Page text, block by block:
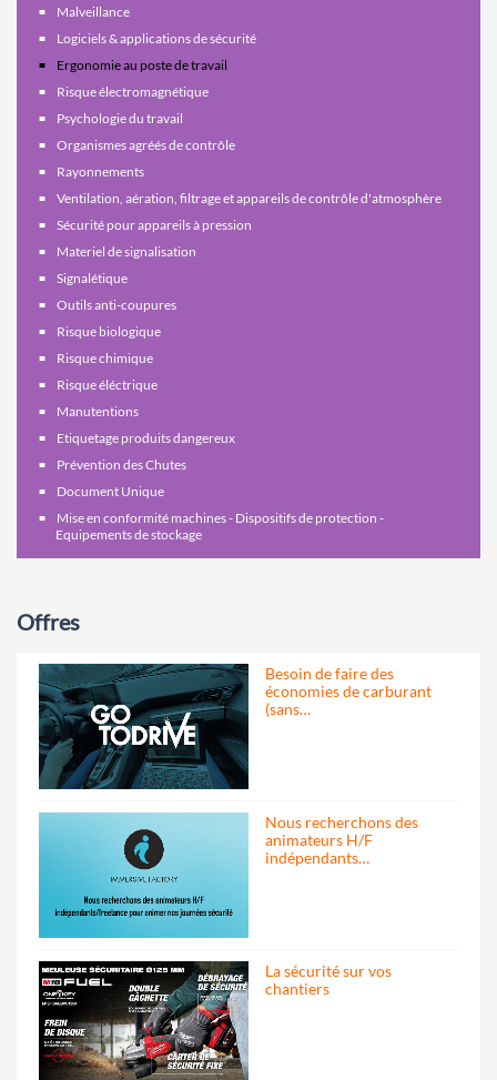
Malveillance
Logiciels & applications de sécurité
Ergonomie au poste de travail
Risque électromagnétique
Psychologie du travail
Organismes agréés de contrôle
Rayonnements
Ventilation, aération, filtrage et appareils de contrôle d'atmosphère
Sécurité pour appareils à pression
Materiel de signalisation
Signalétique
Outils anti-coupures
Risque biologique
Risque chimique
Risque éléctrique
Manutentions
Etiquetage produits dangereux
Prévention des Chutes
Document Unique
Mise en conformité machines - Dispositifs de protection -
Equipements de stockage
Offres
Besoin de faire des
économies de carburant
(sans…
Nous recherchons des
animateurs H/F
indépendants…
La sécurité sur vos
chantiers